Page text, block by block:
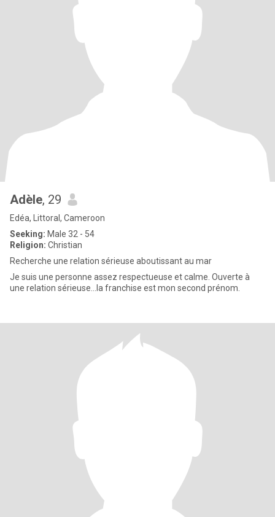
Adèle, 29
Edéa, Littoral, Cameroon
Seeking: Male 32 - 54
Religion: Christian
Recherche une relation sérieuse aboutissant au mar
Je suis une personne assez respectueuse et calme. Ouverte à
une relation sérieuse…la franchise est mon second prénom.